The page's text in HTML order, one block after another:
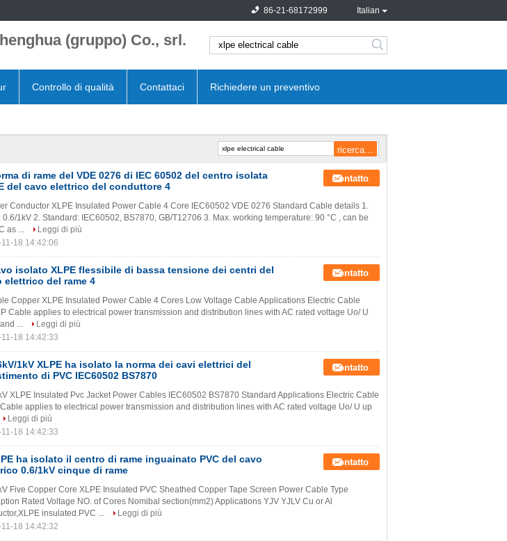
Italian
86-21-68172999
(gruppo) Co., srl.
search
Controllo di qualità Contattaci Richiedere un preventivo
di rame del VDE 0276 di IEC 60502 del centro isolata
del cavo elettrico del conduttore 4
Contatto
Conductor XLPE Insulated Power Cable 4 Core IEC60502 VDE 0276 Standard Cable details 1.
0.6/1kV 2. Standard: IEC60502, BS7870, GB/T12706 3. Max. working temperature: 90 °C , can be
as ...
Leggi di più
18 14:42:06
isolato XLPE flessibile di bassa tensione dei centri del
elettrico del rame 4
Contatto
Copper XLPE Insulated Power Cable 4 Cores Low Voltage Cable Applications Electric Cable
Cable applies to electrical power transmission and distribution lines with AC rated voltage Uo/ U
...
Leggi di più
18 14:42:33
1kV XLPE ha isolato la norma dei cavi elettrici del
di PVC IEC60502 BS7870
Contatto
XLPE Insulated Pvc Jacket Power Cables IEC60502 BS7870 Standard​ Applications Electric Cable
applies to electrical power transmission and distribution lines with AC rated voltage Uo/ U up
Leggi di più
18 14:42:33
ha isolato il centro di rame inguainato PVC del cavo
0.6/1kV cinque di rame
Contatto
Five Copper Core XLPE Insulated PVC Sheathed Copper Tape Screen Power Cable Type
Rated Voltage NO. of Cores Nomibal section(mm2) Applications YJV YJLV Cu or Al
insulated.PVC ...
Leggi di più
18 14:42:32